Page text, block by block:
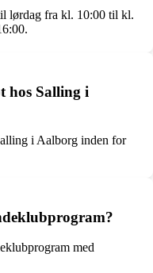
lørdag fra kl. 10:00 til kl.
hos Salling i
i Aalborg inden for
med